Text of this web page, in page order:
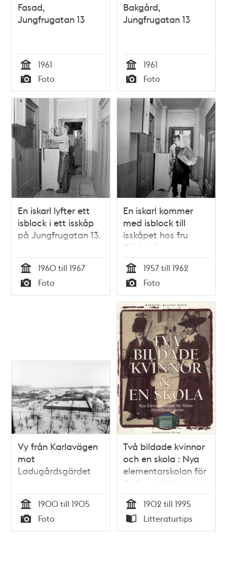
Fasad,
Jungfrugatan 13
Tid
1961
Typ
Foto
Bakgård,
Jungfrugatan 13
Tid
1961
Typ
Foto
En iskarl lyfter ett
isblock i ett isskåp
på Jungfrugatan 13.
Tid
1960 till 1967
Typ
Foto
En iskarl kommer
med isblock till
isskåpet hos fru
Björk på
Jungfrugatan 13.
Tid
1957 till 1962
Typ
Foto
Vy från Karlavägen
mot
Ladugårdsgärdet
Tid
1900 till 1905
Typ
Foto
Två bildade kvinnor
och en skola : Nya
elementarskolan för
flickor - Ahlströmska
skolan
Tid
1902 till 1995
Typ
Litteraturtips